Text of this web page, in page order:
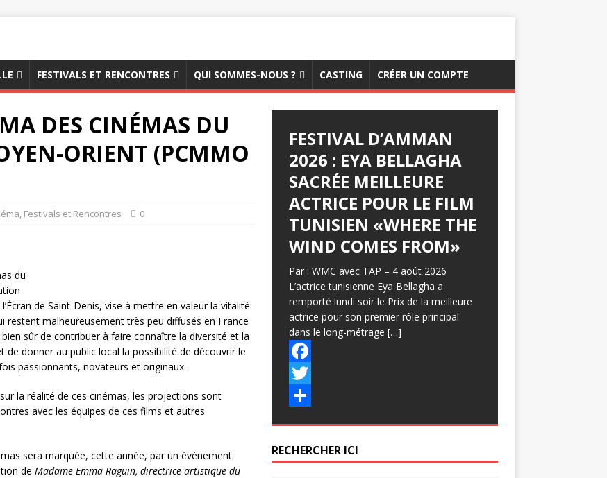
FESTIVALS ET RENCONTRES QUI SOMMES-NOUS ? CASTING CRÉER UN COMPTE
DES CINÉMAS DU
ORIENT (PCMMO
, Festivals et Rencontres 0
du
de Saint-Denis, vise à mettre en valeur la vitalité
malheureusement très peu diffusés en France
sûr de contribuer à faire connaître la diversité et la
donner au public local la possibilité de découvrir le
passionnants, novateurs et originaux.
la réalité de ces cinémas, les projections sont
avec les équipes de ces films et autres
sera marquée, cette année, par un événement
de Madame Emma Raguin, directrice artistique du
FESTIVAL D’AMMAN
2026 : EYA BELLAGHA
SACRÉE MEILLEURE
ACTRICE POUR LE FILM
TUNISIEN «WHERE THE
WIND COMES FROM»
Par : WMC avec TAP – 4 août 2026
L’actrice tunisienne Eya Bellagha a
remporté lundi soir le Prix de la meilleure
actrice pour son premier rôle principal
dans le long-métrage […]
F
a
b
T
t
r
RECHERCHER ICI